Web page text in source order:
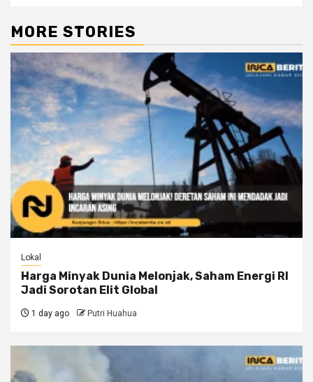
MORE STORIES
Lokal
Harga Minyak Dunia Melonjak, Saham Energi RI
Jadi Sorotan Elit Global
1 day ago Putri Huahua